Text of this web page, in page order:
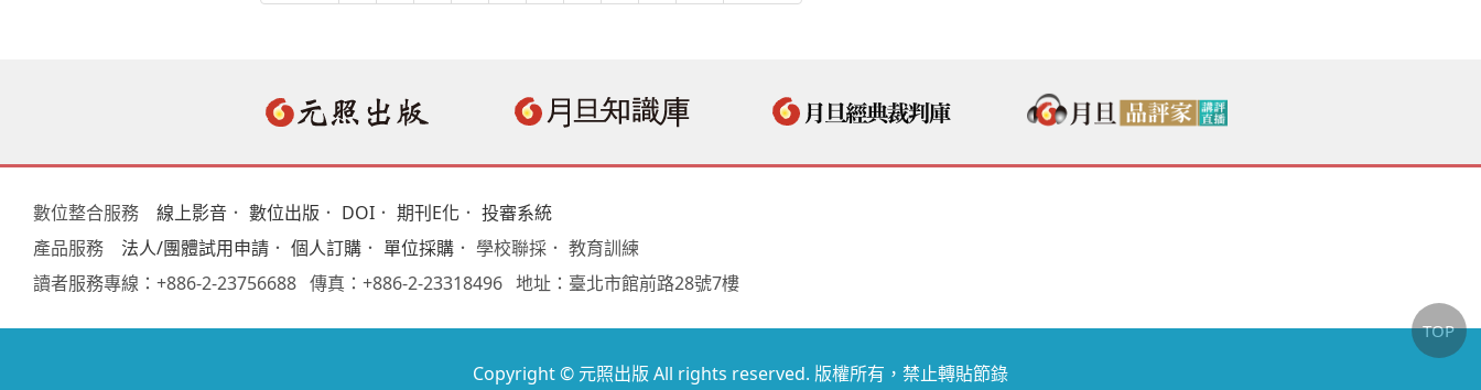
數位整合服務 線上影音 ． 數位出版 ． DOI ． 期刊E化 ． 投審系統
產品服務
法人/團體試用申請 ． 個人訂購 ． 單位採購 ． 學校聯採． 教育訓練
讀者服務專線：+886-2-23756688 傳真：+886-2-23318496 地址：臺北市館前路28號7樓
Copyright © 元照出版 All rights reserved. 版權所有，禁止轉貼節錄
TOP